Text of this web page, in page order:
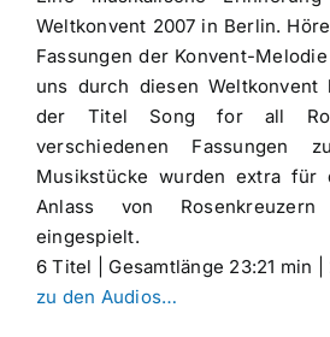
Weltkonvent 2007 in Berlin.
Fassungen der Konvent-
uns durch diesen Weltkonvent
der Titel Song for all
verschiedenen Fassungen
Musikstücke wurden extra für
Anlass von
eingespielt.
6 Titel | Gesamtlänge 23:21 min |
zu den Audios…